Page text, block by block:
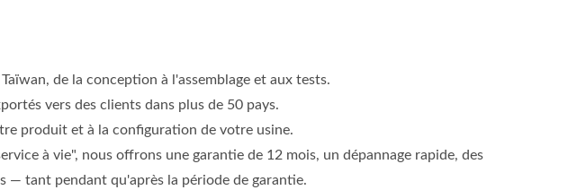
de la conception à l'assemblage et aux tests.
vers des clients dans plus de 50 pays.
produit et à la configuration de votre usine.
à vie", nous offrons une garantie de 12 mois, un dépannage rapide, des
— tant pendant qu'après la période de garantie.